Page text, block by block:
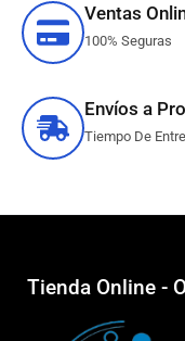
Ventas
100% Seguras
Envíos a
Tiempo De
Tienda Online -